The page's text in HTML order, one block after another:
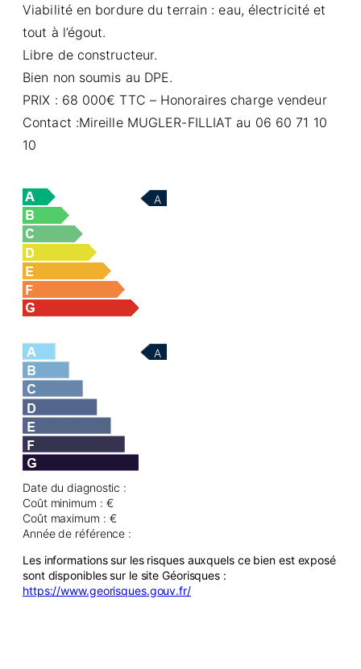
Viabilité en bordure du terrain : eau, électricité et
tout à l’égout.
Libre de constructeur.
Bien non soumis au DPE.
PRIX : 68 000€ TTC – Honoraires charge vendeur
Contact :Mireille MUGLER-FILLIAT au 06 60 71 10
10
A
A
Date du diagnostic :
Coût minimum : €
Coût maximum : €
Année de référence :
Les informations sur les risques auxquels ce bien est exposé
sont disponibles sur le site Géorisques :
https://www.georisques.gouv.fr/